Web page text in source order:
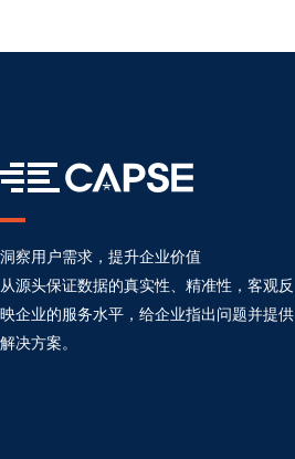
洞察用户需求，提升企业价值
从源头保证数据的真实性、精准性，客观反
映企业的服务水平，给企业指出问题并提供
解决方案。